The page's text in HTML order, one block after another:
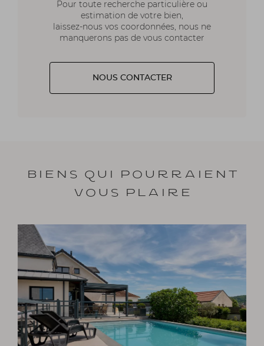
Pour toute recherche particulière ou
estimation de votre bien,
laissez-nous vos coordonnées, nous ne
manquerons pas de vous contacter
NOUS CONTACTER
Biens qui pourraient
vous plaire